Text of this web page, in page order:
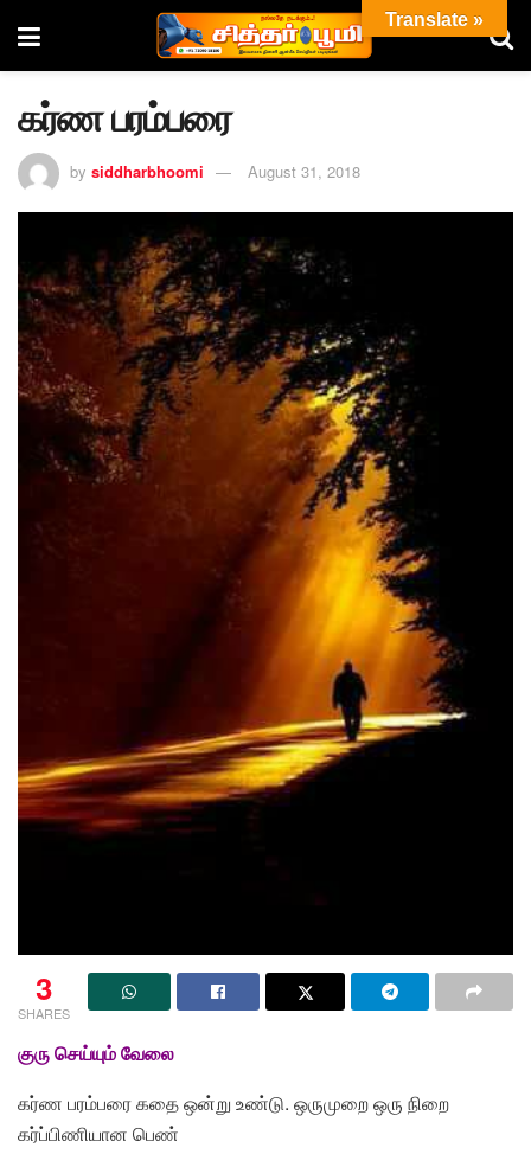
கர்ண பரம்பரை
by siddharbhoomi August 31, 2018
3
SHARES
குரு செய்யும் வேலை
கர்ண பரம்பரை கதை ஒன்று உண்டு. ஒருமுறை ஒரு நிறை
கர்ப்பிணியான பெண்
Translate »